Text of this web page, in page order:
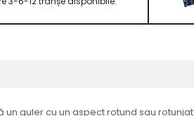
un guler cu un aspect rotund sau